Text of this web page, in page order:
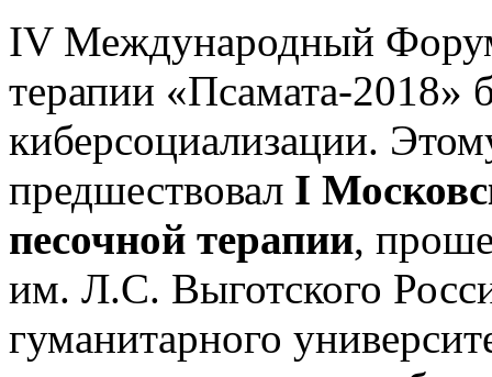
IV Международный
терапии «Псамата-2018»
киберсоциализации.
предшествовал I
песочной терапии,
им. Л.С. Выготского
гуманитарного